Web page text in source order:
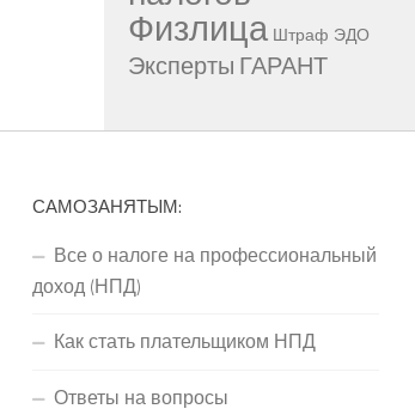
Физлица Штраф ЭДО
Эксперты ГАРАНТ
САМОЗАНЯТЫМ:
Все о налоге на профессиональный
доход (НПД)
Как стать плательщиком НПД
Ответы на вопросы